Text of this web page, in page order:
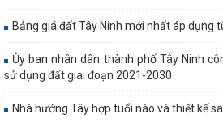
Bảng giá đất Tây Ninh mới nhất áp dụng
Ủy ban nhân dân thành phố Tây Ninh
sử dụng đất giai đoạn 2021-2030
Nhà hướng Tây hợp tuổi nào và thiết kế